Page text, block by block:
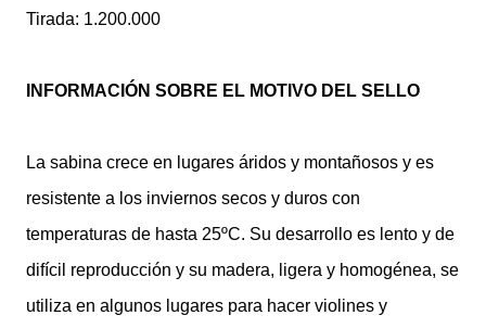
Tirada: 1.200.000
INFORMACIÓN SOBRE EL MOTIVO DEL SELLO
La sabina crece en lugares áridos y montañosos y es
resistente a los inviernos secos y duros con
temperaturas de hasta 25ºC. Su desarrollo es lento y de
difícil reproducción y su madera, ligera y homogénea, se
utiliza en algunos lugares para hacer violines y